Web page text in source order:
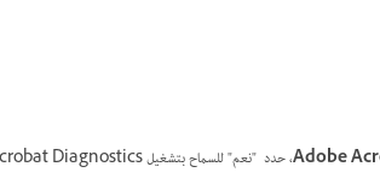
، حدد "نعم" للسماح بتشغيل Adobe Acrobat Diagnostics.